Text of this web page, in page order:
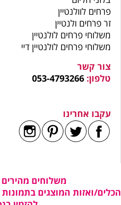
פרחים לוולנטיין
זר פרחים ולנטיין
משלוחי פרחים לולנטיין
משלוחי פרחים לולנטיין דיי
צור קשר
טלפון: 053-4793266
עקבו אחרינו
משלוחים
הכלים/ואזות המוצגים